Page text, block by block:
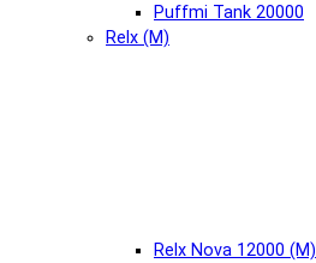
Puffmi Tank 20000
Relx (М)
Relx Nova 12000 (М)